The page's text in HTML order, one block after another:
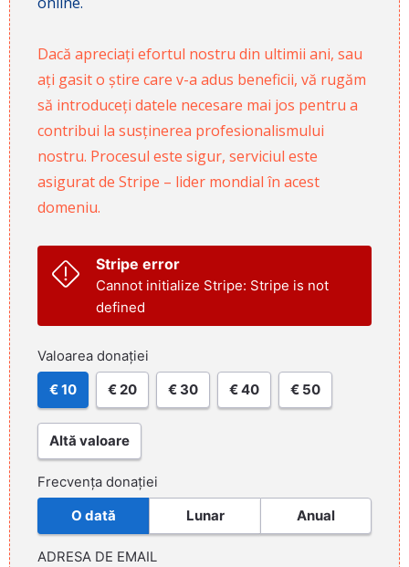
Dacă apreciați efortul nostru din ultimii ani, sau
ați gasit o știre care v-a adus beneficii, vă rugăm
să introduceți datele necesare mai jos pentru a
contribui la susținerea profesionalismului
nostru. Procesul este sigur, serviciul este
asigurat de Stripe – lider mondial în acest
domeniu.
Stripe error
Cannot initialize Stripe: Stripe is not
defined
Valoarea donației
€ 10 € 20 € 30 € 40 € 50
Altă valoare
Frecvența donației
O dată Lunar Anual
ADRESA DE EMAIL